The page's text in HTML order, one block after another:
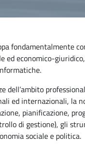
fondamentalmente
ed economico-
dell’ambito
ed internazionali, la
pianificazione,
di gestione), gli
sociale e politica.